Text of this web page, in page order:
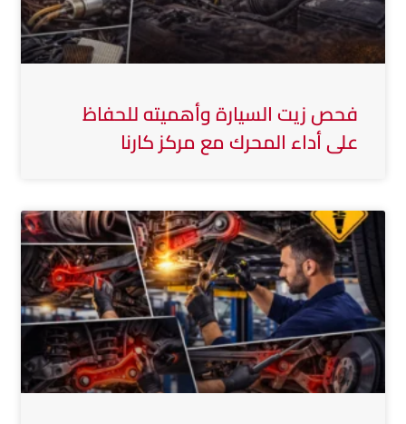
فحص زيت السيارة وأهميته للحفاظ
على أداء المحرك مع مركز كارنا